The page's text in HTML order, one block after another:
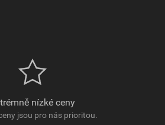
nízké ceny
jsou pro nás prioritou.